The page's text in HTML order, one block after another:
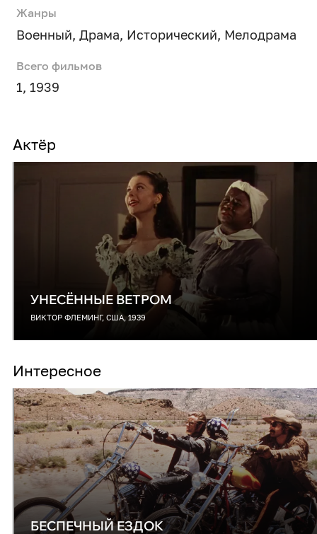
Жанры
Военный, Драма, Исторический, Мелодрама
Всего фильмов
1, 1939
Актёр
УНЕСЁННЫЕ ВЕТРОМ
ВИКТОР ФЛЕМИНГ, США, 1939
Интересное
БЕСПЕЧНЫЙ ЕЗДОК